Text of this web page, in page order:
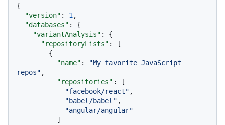
{
"version" : 1 ,
"databases" :
{
"variantAnalysis" :
{
"repositoryLists" :
[
{
"name" :
"My favorite JavaScript
repos" ,
"repositories" :
[
"facebook/react" ,
"babel/babel" ,
"angular/angular"
]